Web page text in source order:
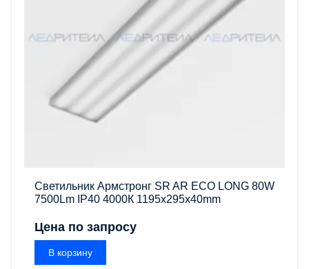
Светильник Армстронг SR AR ECO LONG 80W
7500Lm IP40 4000К 1195x295x40mm
Цена по запросу
В корзину